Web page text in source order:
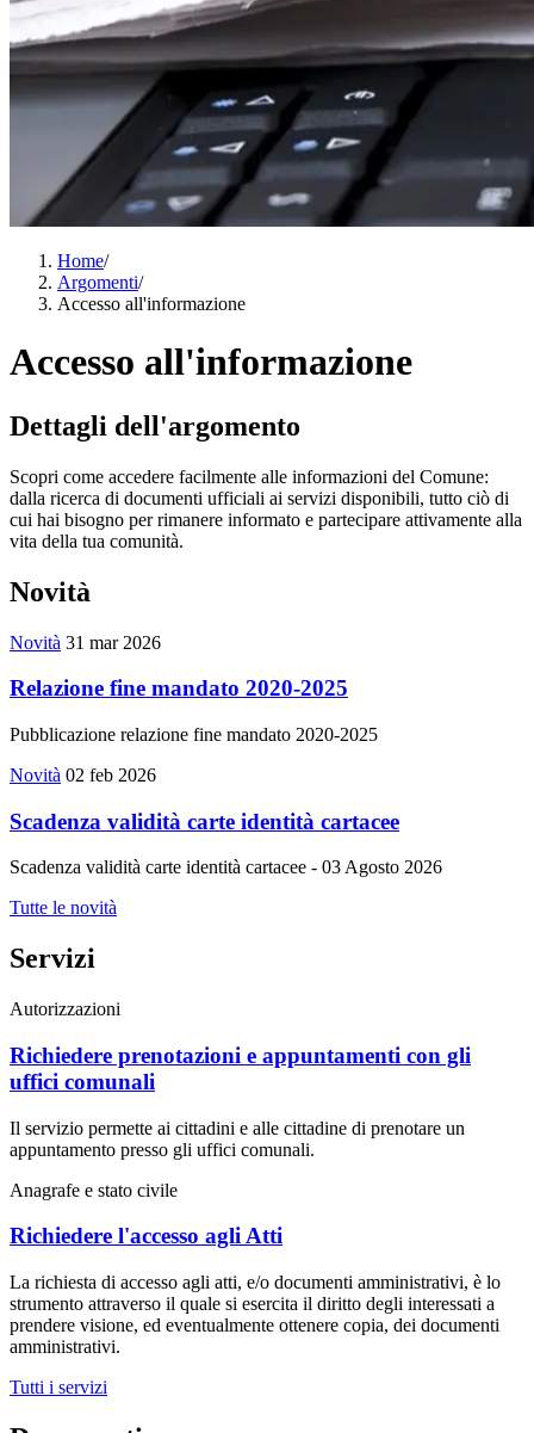
Home/
Argomenti/
Accesso all'informazione
Accesso all'informazione
Dettagli dell'argomento
Scopri come accedere facilmente alle informazioni del Comune:
dalla ricerca di documenti ufficiali ai servizi disponibili, tutto ciò di
cui hai bisogno per rimanere informato e partecipare attivamente alla
vita della tua comunità.
Novità
Novità 31 mar 2026
Relazione fine mandato 2020-2025
Pubblicazione relazione fine mandato 2020-2025
Novità 02 feb 2026
Scadenza validità carte identità cartacee
Scadenza validità carte identità cartacee - 03 Agosto 2026
Tutte le novità
Servizi
Autorizzazioni
Richiedere prenotazioni e appuntamenti con gli
uffici comunali
Il servizio permette ai cittadini e alle cittadine di prenotare un
appuntamento presso gli uffici comunali.
Anagrafe e stato civile
Richiedere l'accesso agli Atti
La richiesta di accesso agli atti, e/o documenti amministrativi, è lo
strumento attraverso il quale si esercita il diritto degli interessati a
prendere visione, ed eventualmente ottenere copia, dei documenti
amministrativi.
Tutti i servizi